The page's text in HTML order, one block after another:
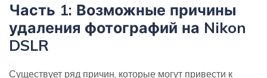
Часть 1: Возможные причины
удаления фотографий на Nikon
DSLR
Существует ряд причин, которые могут привести к